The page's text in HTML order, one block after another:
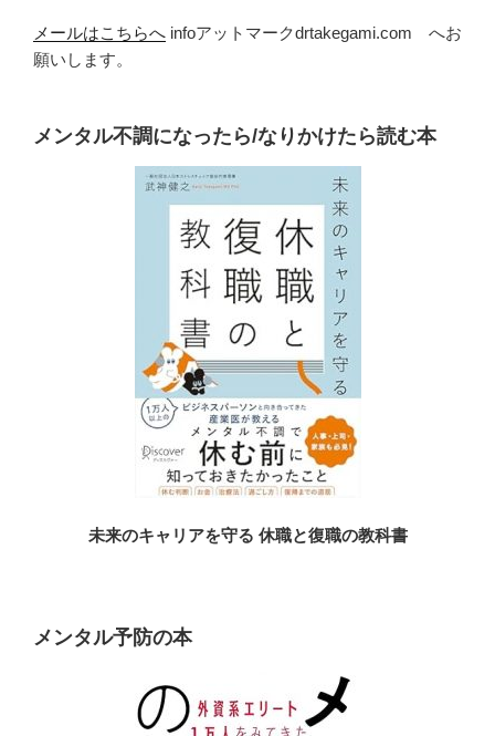
メールはこちらへ infoアットマークdrtakegami.com へお
願いします。
メンタル不調になったら/なりかけたら読む本
未来のキャリアを守る 休職と復職の教科書
メンタル予防の本